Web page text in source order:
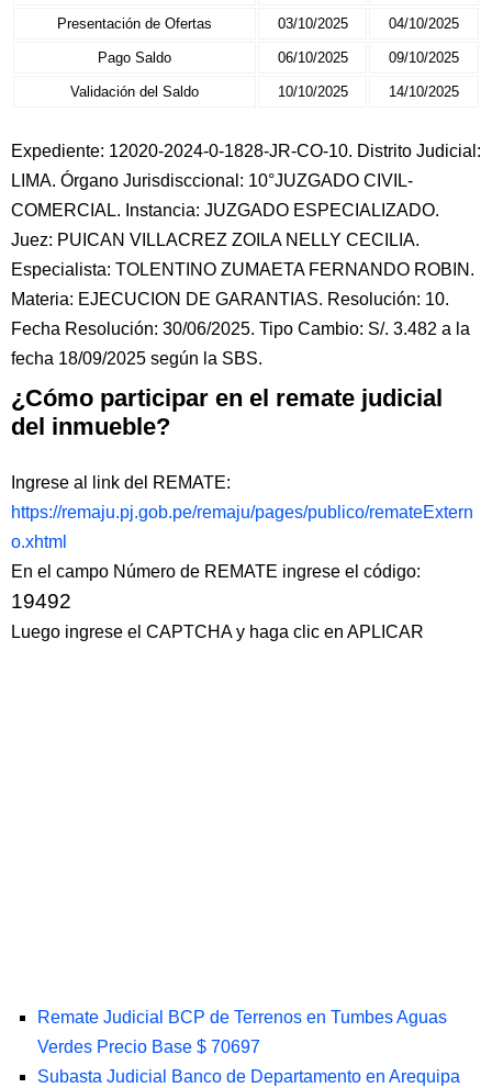
Presentación de Ofertas 03/10/2025 04/10/2025
Pago Saldo 06/10/2025 09/10/2025
Validación del Saldo 10/10/2025 14/10/2025
Expediente: 12020-2024-0-1828-JR-CO-10. Distrito Judicial:
LIMA. Órgano Jurisdisccional: 10°JUZGADO CIVIL-
COMERCIAL. Instancia: JUZGADO ESPECIALIZADO.
Juez: PUICAN VILLACREZ ZOILA NELLY CECILIA.
Especialista: TOLENTINO ZUMAETA FERNANDO ROBIN.
Materia: EJECUCION DE GARANTIAS. Resolución: 10.
Fecha Resolución: 30/06/2025. Tipo Cambio: S/. 3.482 a la
fecha 18/09/2025 según la SBS.
¿Cómo participar en el remate judicial
del inmueble?
Ingrese al link del REMATE:
https://remaju.pj.gob.pe/remaju/pages/publico/remateExtern
o.xhtml
En el campo Número de REMATE ingrese el código:
19492
Luego ingrese el CAPTCHA y haga clic en APLICAR
Remate Judicial BCP de Terrenos en Tumbes Aguas
Verdes Precio Base $ 70697
Subasta Judicial Banco de Departamento en Arequipa